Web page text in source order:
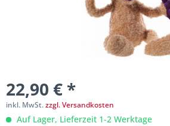
22,90 € *
inkl. MwSt.zzgl. Versandkosten
Auf Lager, Lieferzeit 1-2 Werktage